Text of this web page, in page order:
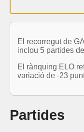
El recorregut de
inclou 5 partides
El rànquing ELO
variació de -23
Partides